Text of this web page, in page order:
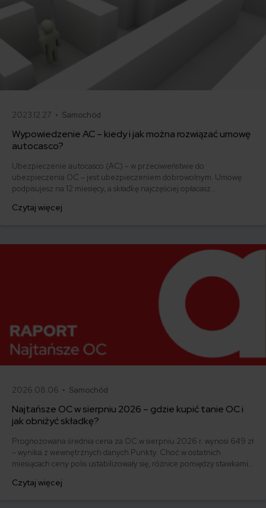
2023.12.27 • Samochód
Wypowiedzenie AC – kiedy i jak można rozwiązać umowę
autocasco?
Ubezpieczenie autocasco (AC) – w przeciwieństwie do
ubezpieczenia OC – jest ubezpieczeniem dobrowolnym. Umowę
podpisujesz na 12 miesięcy, a składkę najczęściej opłacasz
ofertę lub zdecydowałeś się sprzedać samochód w trakcie trwania
Czytaj więcej
2026.08.06 • Samochód
Najtańsze OC w sierpniu 2026 – gdzie kupić tanie OC i
jak obniżyć składkę?
Prognozowana średnia cena za OC w sierpniu 2026 r. wynosi 649 zł
– wynika z wewnętrznych danych Punkty. Choć w ostatnich
miesiącach ceny polis ustabilizowały się, różnice pomiędzy stawkami
500 zł, inni – powyżej 1500 zł. Gdzie znaleźć najtańsze OC w Polsce
Czytaj więcej